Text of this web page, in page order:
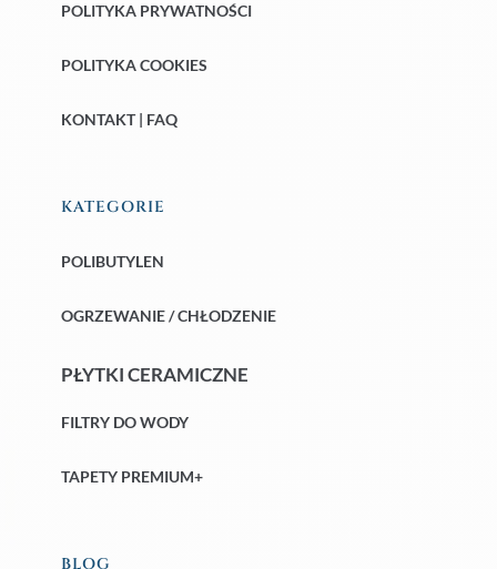
POLITYKA PRYWATNOŚCI
POLITYKA COOKIES
KONTAKT | FAQ
KATEGORIE
POLIBUTYLEN
OGRZEWANIE / CHŁODZENIE
PŁYTKI CERAMICZNE
FILTRY DO WODY
TAPETY PREMIUM+
BLOG